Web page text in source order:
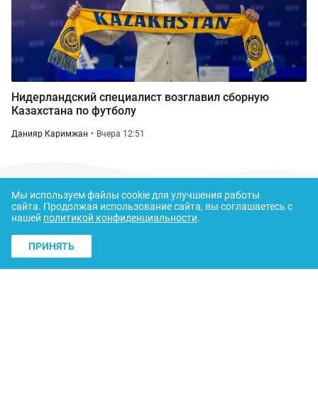
Нидерландский специалист возглавил сборную
Казахстана по футболу
Данияр Каримжан Вчера 12:51
Свидетельство о постановке на учет периодического
печатного издания,
Мы используем файлы cookie для улучшения работы
сайта. Продолжая использование сайта, вы соглашаетесь с
нашей политикой конфиденциальности.
ПРИНЯТЬ